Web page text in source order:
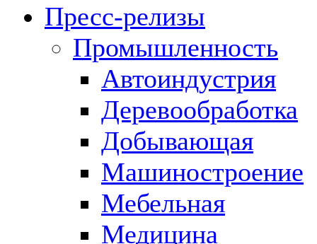
Пресс-релизы
Промышленность
Автоиндустрия
Деревообработка
Добывающая
Машиностроение
Мебельная
Медицина